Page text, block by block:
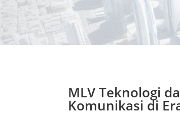
MLV Teknologi
Komunikasi di